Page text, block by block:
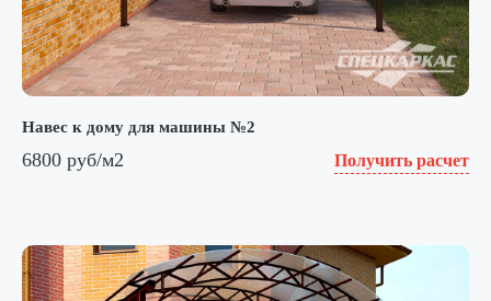
Навес к дому для машины №2
6800 руб/м2 Получить расчет